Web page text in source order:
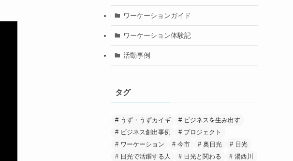
ワーケーションガイド
ワーケーション体験記
活動事例
タグ
うず・うずカイギ
ビジネスを生み出す
ビジネス創出事例
プロジェクト
ワーケーション
今市 奥日光
日光
日光で活躍する人
日光と関わる
湯西川